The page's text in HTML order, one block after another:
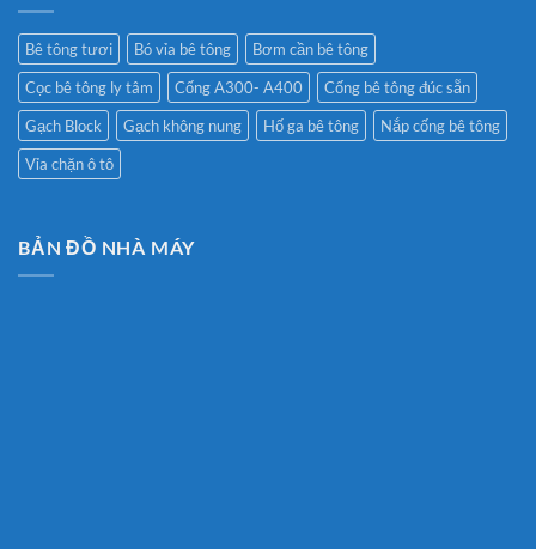
Bê tông tươi Bó vỉa bê tông
Bơm cần bê tông
Cọc bê tông ly tâm
Cống A300- A400
Cống bê tông đúc sẵn
Gạch Block
Gạch không nung Hố ga bê tông
Nắp cống bê tông
Vỉa chặn ô tô
BẢN ĐỒ NHÀ MÁY